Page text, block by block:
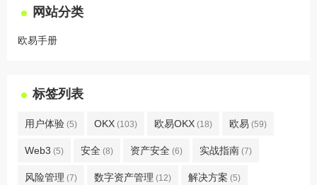
网站分类
欧易手册
标签列表
用户体验 (5) OKX (103) 欧易OKX (18) 欧易 (59)
Web3 (5) 安全 (8) 资产安全 (6) 实战指南 (7)
风险管理 (7) 数字资产管理 (12) 解决方案 (5)